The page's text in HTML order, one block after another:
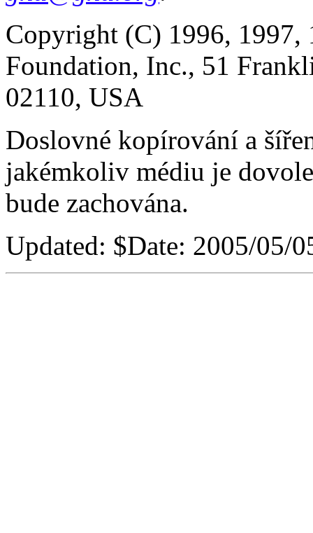
Copyright (C) 1996, 1997,
Foundation, Inc., 51
02110, USA
Doslovné kopírování a
jakémkoliv médiu je
bude zachována.
Updated: $Date: 2005/05/